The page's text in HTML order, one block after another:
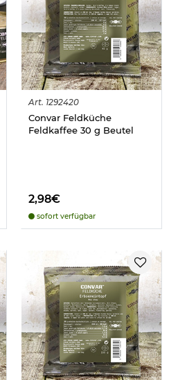
Art. 1292420
Convar Feldküche
Feldkaffee 30 g Beutel
2,98€
sofort verfügbar